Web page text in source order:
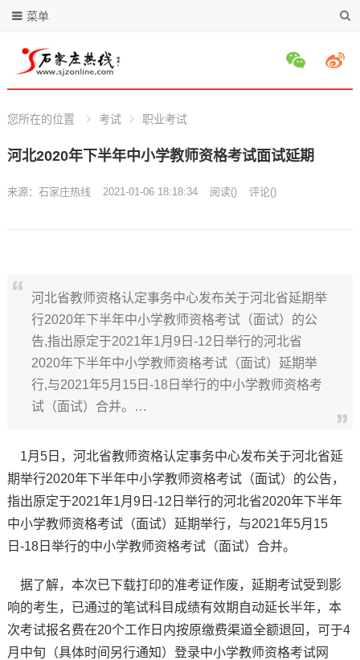
菜单
您所在的位置 考试 职业考试
河北2020年下半年中小学教师资格考试面试延期
来源： 石家庄热线 2021-01-06 18:18:34 阅读() 评论()
河北省教师资格认定事务中心发布关于河北省延期举
行2020年下半年中小学教师资格考试（面试）的公
告,指出原定于2021年1月9日-12日举行的河北省
2020年下半年中小学教师资格考试（面试）延期举
行,与2021年5月15日-18日举行的中小学教师资格考
试（面试）合并。…
1月5日，河北省教师资格认定事务中心发布关于河北省延
期举行2020年下半年中小学教师资格考试（面试）的公告，
指出原定于2021年1月9日-12日举行的河北省2020年下半年
中小学教师资格考试（面试）延期举行，与2021年5月15
日-18日举行的中小学教师资格考试（面试）合并。
据了解，本次已下载打印的准考证作废，延期考试受到影
响的考生，已通过的笔试科目成绩有效期自动延长半年，本
次考试报名费在20个工作日内按原缴费渠道全额退回，可于4
月中旬（具体时间另行通知）登录中小学教师资格考试网